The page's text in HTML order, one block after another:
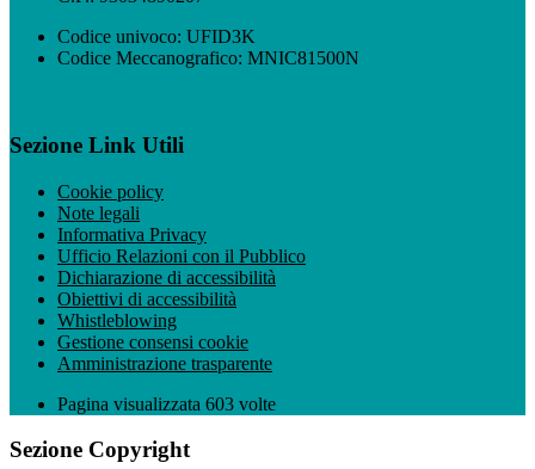
Codice univoco: UFID3K
Codice Meccanografico: MNIC81500N
Sezione Link Utili
Cookie policy
Note legali
Informativa Privacy
Ufficio Relazioni con il Pubblico
Dichiarazione di accessibilità
Obiettivi di accessibilità
Whistleblowing
Gestione consensi cookie
Amministrazione trasparente
Pagina visualizzata 603 volte
Sezione Copyright